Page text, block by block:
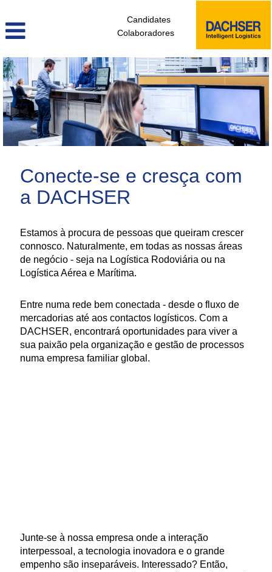
Candidates
Colaboradores
administrativos_e_tecnicos_de_logistica_pt
Conecte-se e cresça com
a DACHSER
Estamos à procura de pessoas que queiram crescer
connosco. Naturalmente, em todas as nossas áreas
de negócio - seja na Logística Rodoviária ou na
Logística Aérea e Marítima.
Entre numa rede bem conectada - desde o fluxo de
mercadorias até aos contactos logísticos. Com a
DACHSER, encontrará oportunidades para viver a
sua paixão pela organização e gestão de processos
numa empresa familiar global.
Junte-se à nossa empresa onde a interação
interpessoal, a tecnologia inovadora e o grande
empenho são inseparáveis. Interessado? Então,